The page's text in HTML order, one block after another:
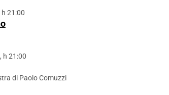
21:00
h 21:00
di Paolo Comuzzi